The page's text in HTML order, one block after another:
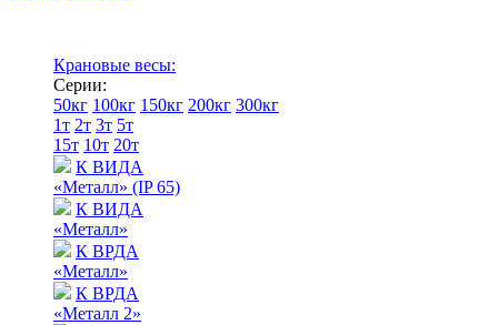
Крановые весы:
Серии:
50кг 100кг 150кг 200кг 300кг
1т 2т 3т 5т
15т 10т 20т
К ВИДА
«Металл» (IP 65)
К ВИДА
«Металл»
К ВРДА
«Металл»
К ВРДА
«Металл 2»